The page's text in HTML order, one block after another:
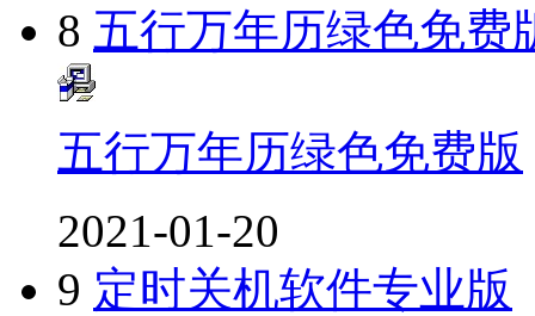
8 五行万年历绿色免费
五行万年历绿色免费版
2021-01-20
9 定时关机软件专业版